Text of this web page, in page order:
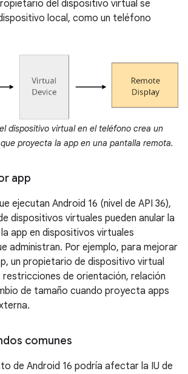
del dispositivo virtual se
local, como un teléfono
dispositivo virtual en el teléfono crea un
proyecta la app en una pantalla remota.
app
ejecutan Android 16 (nivel de API 36),
dispositivos virtuales pueden anular la
app en dispositivos virtuales
administran. Por ejemplo, para mejorar
un propietario de dispositivo virtual
restricciones de orientación, relación
de tamaño cuando proyecta apps
comunes
de Android 16 podría afectar la IU de